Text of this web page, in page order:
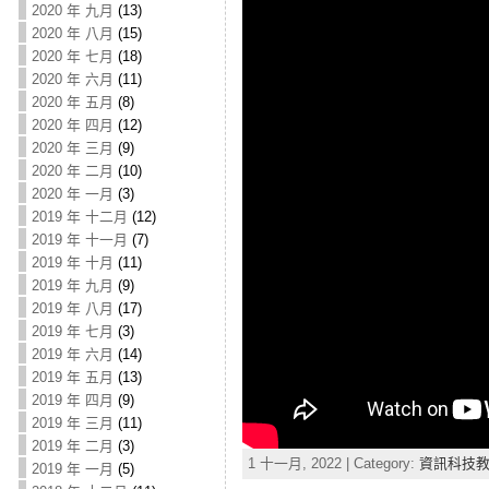
2020 年 九月 (13)
2020 年 八月 (15)
2020 年 七月 (18)
2020 年 六月 (11)
2020 年 五月 (8)
2020 年 四月 (12)
2020 年 三月 (9)
2020 年 二月 (10)
2020 年 一月 (3)
2019 年 十二月 (12)
2019 年 十一月 (7)
2019 年 十月 (11)
2019 年 九月 (9)
2019 年 八月 (17)
2019 年 七月 (3)
2019 年 六月 (14)
2019 年 五月 (13)
2019 年 四月 (9)
2019 年 三月 (11)
2019 年 二月 (3)
2019 年 一月 (5)
1 十一月, 2022 | Category: 資訊科技